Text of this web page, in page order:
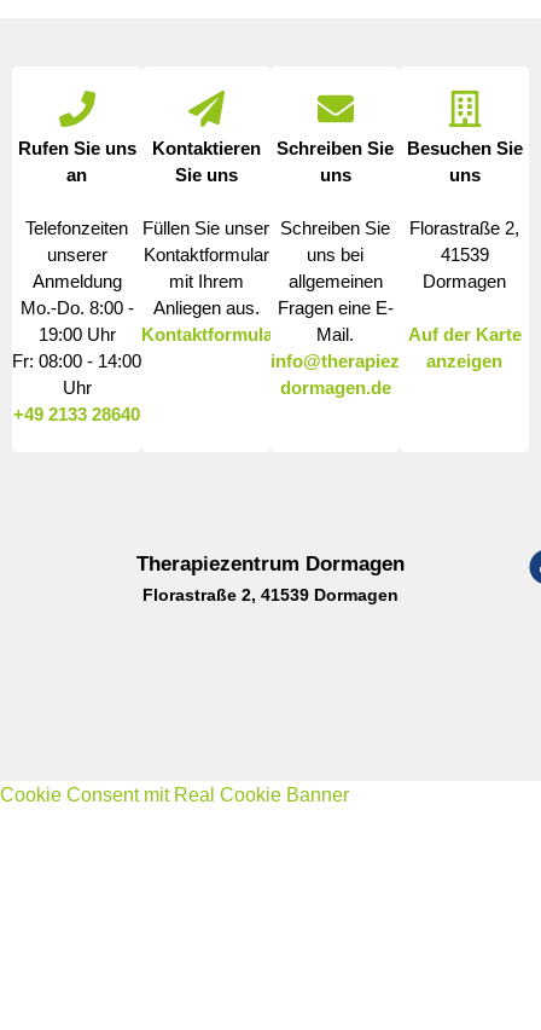
Rufen Sie uns
an
Telefonzeiten
unserer
Anmeldung
Mo.-Do. 8:00 -
19:00 Uhr
Fr: 08:00 - 14:00
Uhr
+49 2133 28640
Kontaktieren
Sie uns
Füllen Sie unser
Kontaktformular
mit Ihrem
Anliegen aus.
Kontaktformular
Schreiben Sie
uns
Schreiben Sie
uns bei
allgemeinen
Fragen eine E-
Mail.
info@therapiezentrum-
dormagen.de
Besuchen Sie
uns
Florastraße 2,
41539
Dormagen
Auf der Karte
anzeigen
Therapiezentrum Dormagen
Florastraße 2, 41539 Dormagen
Cookie Consent mit Real Cookie Banner